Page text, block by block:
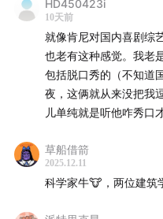
HD450423i
10天前
就像肯尼对国内喜剧综
也老有这种感觉。我老
包括脱口秀的（不知道
夜，这俩就从来没把我
儿单纯就是听他咋秀口
草船借箭
2025.12.11
科学家牛🐮，两位建筑